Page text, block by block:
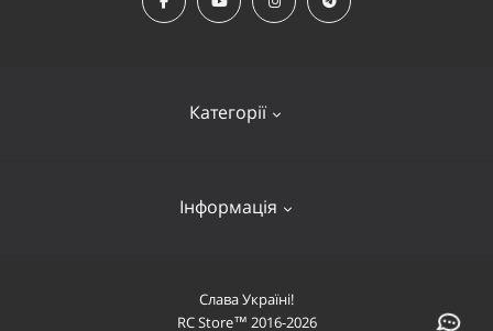
Категорії
Квадрокоптери
Літаки
Інформація
Оплата і доставка
Слава Україні!
RC Store™ 2016-2026